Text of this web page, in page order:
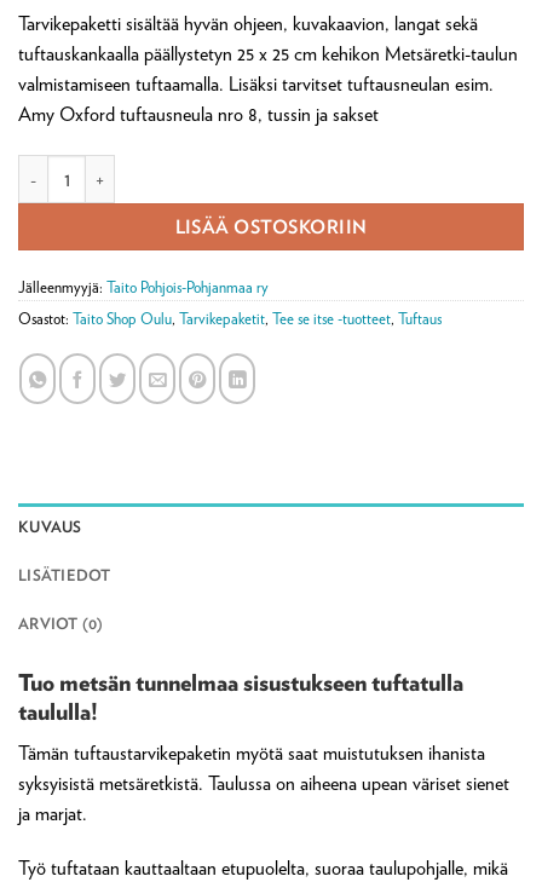
Tarvikepaketti sisältää hyvän ohjeen, kuvakaavion, langat sekä
tuftauskankaalla päällystetyn 25 x 25 cm kehikon Metsäretki-taulun
valmistamiseen tuftaamalla. Lisäksi tarvitset tuftausneulan esim.
Amy Oxford tuftausneula nro 8, tussin ja sakset
LISÄÄ OSTOSKORIIN
Jälleenmyyjä: Taito Pohjois-Pohjanmaa ry
Osastot: Taito Shop Oulu, Tarvikepaketit, Tee se itse -tuotteet, Tuftaus
KUVAUS
LISÄTIEDOT
ARVIOT (0)
Tuo metsän tunnelmaa sisustukseen tuftatulla
taululla!
Tämän tuftaustarvikepaketin myötä saat muistutuksen ihanista
syksyisistä metsäretkistä. Taulussa on aiheena upean väriset sienet
ja marjat.
Työ tuftataan kauttaaltaan etupuolelta, suoraa taulupohjalle, mikä